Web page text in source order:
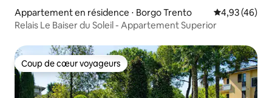
Appartement en résidence ⋅ Borgo Trento Évaluation
4,93 (46)
Relais Le Baiser du Soleil - Appartement Superior
Coup de cœur voyageurs
Coup de cœur voyageurs